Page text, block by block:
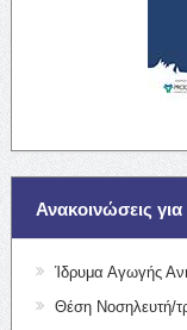
Ανακοινώσεις για
Ίδρυμα Αγωγής
Θέση Νοσηλευτή/